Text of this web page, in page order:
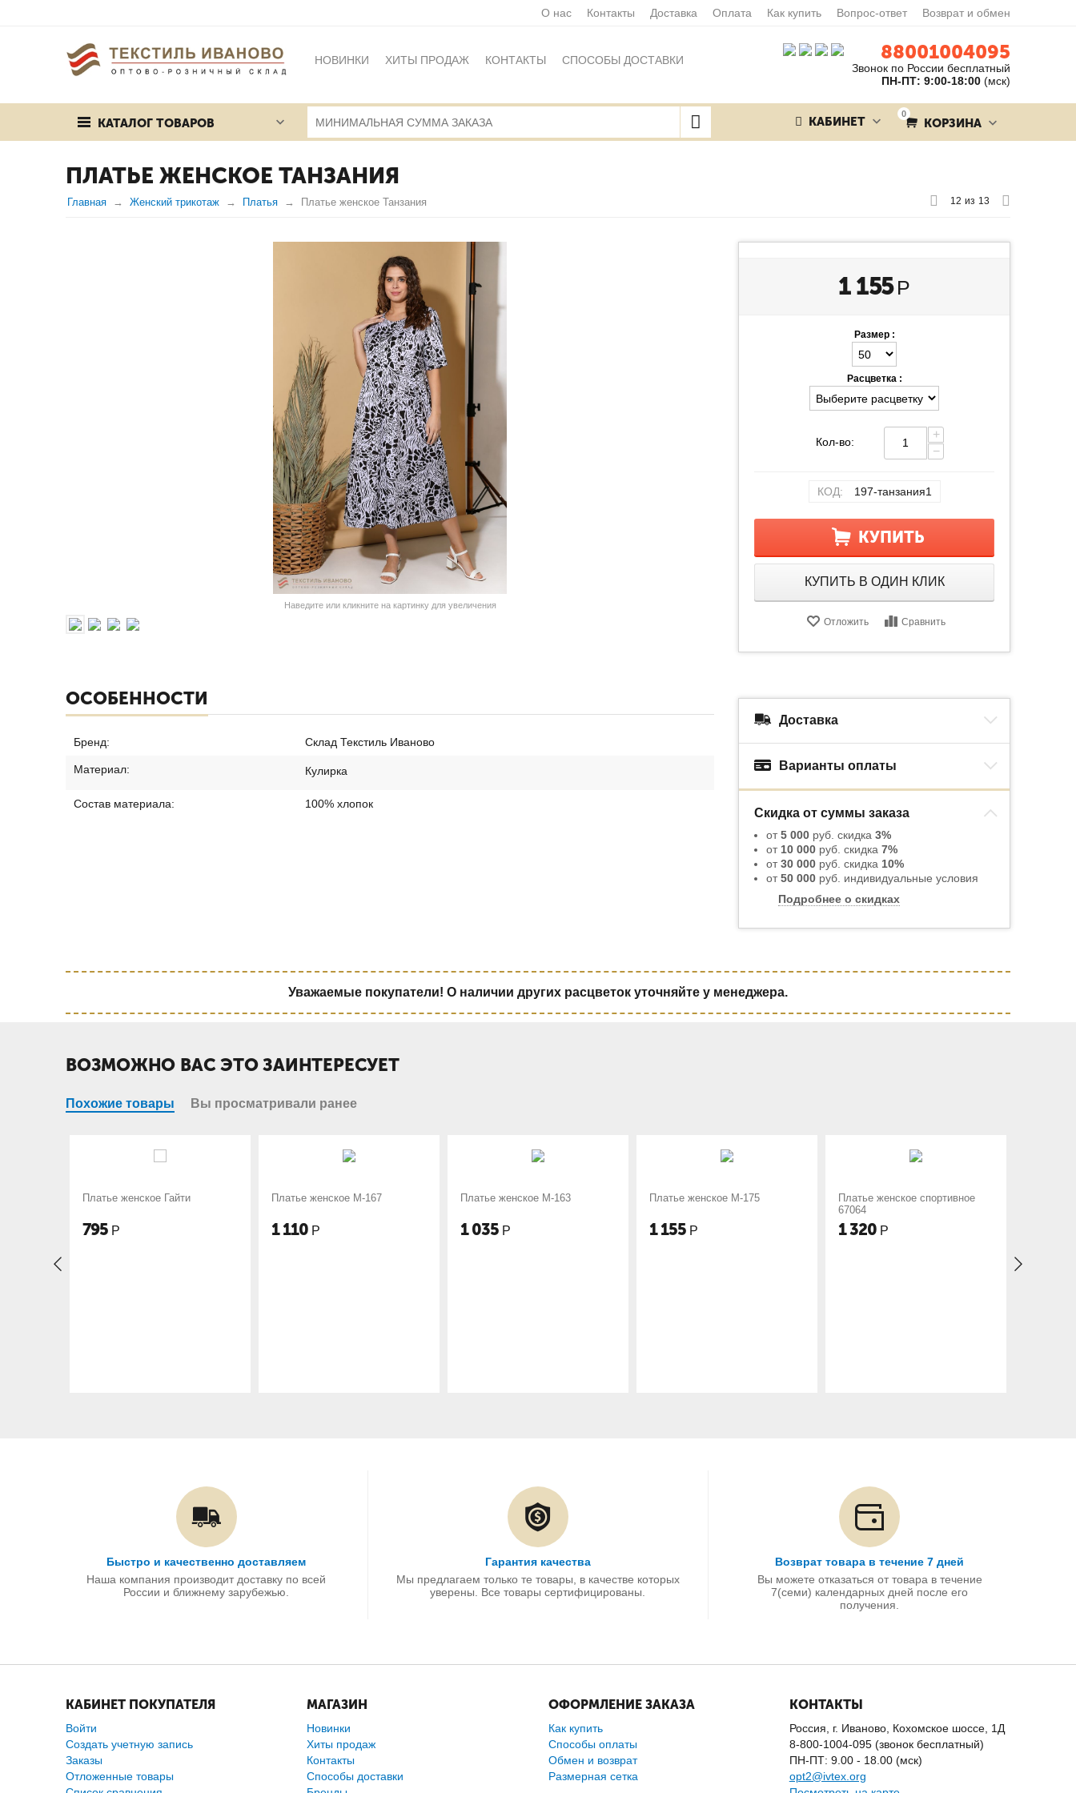
О нас Контакты Доставка Оплата Как купить Вопрос-ответ Возврат и обмен
НОВИНКИ ХИТЫ ПРОДАЖ КОНТАКТЫ СПОСОБЫ ДОСТАВКИ 88001004095
Звонок по России бесплатный
ПН-ПТ: 9:00-18:00 (мск)
КАТАЛОГ ТОВАРОВ
0
КОРЗИНА
КАБИНЕТ
ПЛАТЬЕ ЖЕНСКОЕ ТАНЗАНИЯ
Главная Женский трикотаж Платья Платье женское Танзания 12 из 13
Наведите или кликните на картинку для увеличения
1 155 Р
Размер :
Расцветка :
Кол-во:
+
−
КОД: 197-танзания1
КУПИТЬ
КУПИТЬ В ОДИН КЛИК
Отложить Сравнить
ОСОБЕННОСТИ
Бренд: Склад Текстиль Иваново
Материал: Кулирка
Состав материала: 100% хлопок
Доставка
Варианты оплаты
Скидка от суммы заказа
от5 000 руб. скидка 3%
от 10 000 руб. скидка 7%
от30 000 руб. скидка 10%
от50 000 руб. индивидуальные условия
Подробнее о скидках
Уважаемые покупатели! О наличии других расцветок уточняйте у менеджера.
ВОЗМОЖНО ВАС ЭТО ЗАИНТЕРЕСУЕТ
Похожие товары Вы просматривали ранее
Платье женское М-167 Платье женское М-163 Платье женское М-175
Платье женское спортивное
Платье женское спортивное
Быстро и качественно доставляем
Наша компания производит доставку по всей
России и ближнему зарубежью.
Гарантия качества
Мы предлагаем только те товары, в качестве которых
уверены. Все товары сертифицированы.
Возврат товара в течение 7 дней
Вы можете отказаться от товара в течение
7(семи) календарных дней после его
получения.
КАБИНЕТ ПОКУПАТЕЛЯ
Войти
Создать учетную запись
Заказы
Отложенные товары
МАГАЗИН
Новинки
Хиты продаж
Контакты
Способы доставки
ОФОРМЛЕНИЕ ЗАКАЗА
Как купить
Способы оплаты
Обмен и возврат
Размерная сетка
КОНТАКТЫ
Россия, г. Иваново, Кохомское шоссе, 1Д
8-800-1004-095 (звонок бесплатный)
ПН-ПТ: 9.00 - 18.00 (мск)
opt2@ivtex.org